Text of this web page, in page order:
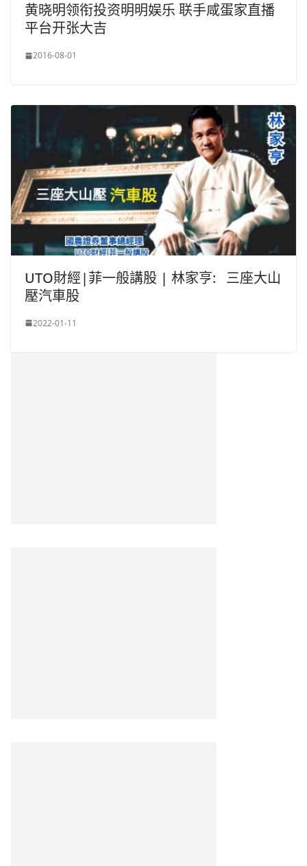
黄晓明领衔投资明明娱乐 联手咸蛋家直播
平台开张大吉
2016-08-01
UTO財經|菲一般講股 | 林家亨: 三座大山
壓汽車股
2022-01-11